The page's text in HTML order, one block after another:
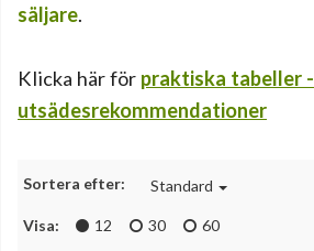
säljare.
Klicka här för praktiska tabeller -
utsädesrekommendationer
Sortera efter: Standard
Visa: 12 30 60